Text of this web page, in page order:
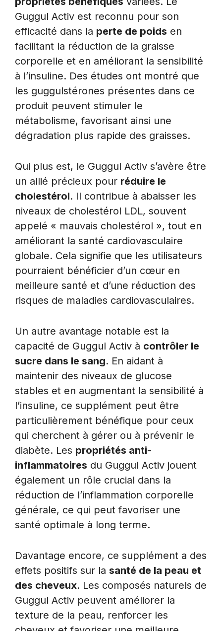
Guggul Activ est reconnu pour son
efficacité dans la perte de poids en
facilitant la réduction de la graisse
corporelle et en améliorant la sensibilité
à l’insuline. Des études ont montré que
les guggulstérones présentes dans ce
produit peuvent stimuler le
métabolisme, favorisant ainsi une
dégradation plus rapide des graisses.
Qui plus est, le Guggul Activ s’avère être
un allié précieux pour réduire le
cholestérol. Il contribue à abaisser les
niveaux de cholestérol LDL, souvent
appelé « mauvais cholestérol », tout en
améliorant la santé cardiovasculaire
globale. Cela signifie que les utilisateurs
pourraient bénéficier d’un cœur en
meilleure santé et d’une réduction des
risques de maladies cardiovasculaires.
Un autre avantage notable est la
capacité de Guggul Activ à contrôler le
sucre dans le sang. En aidant à
maintenir des niveaux de glucose
stables et en augmentant la sensibilité à
l’insuline, ce supplément peut être
particulièrement bénéfique pour ceux
qui cherchent à gérer ou à prévenir le
diabète. Les propriétés anti-
inflammatoires du Guggul Activ jouent
également un rôle crucial dans la
réduction de l’inflammation corporelle
générale, ce qui peut favoriser une
santé optimale à long terme.
Davantage encore, ce supplément a des
effets positifs sur la santé de la peau et
des cheveux. Les composés naturels de
Guggul Activ peuvent améliorer la
texture de la peau, renforcer les